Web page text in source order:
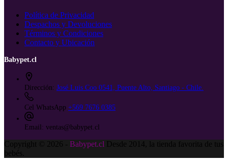
Política de Privacidad
Despachos y Devoluciones
Términos y Condiciones
Contacto y Ubicación
Babypet.cl
Dirección: José Luis Coo 0541, Puente Alto, Santiago - Chile.
Cel WhatsApp +569 7676 0385
Email: ventas@babypet.cl
Copyright © 2026 - Babypet.cl Desde 2014, la tienda favorita de tus
bebés.